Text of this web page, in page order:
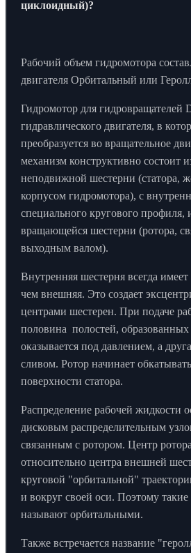
циклоидный)?
Рабочий объем гидромотора
двигателя Орбитальный или
Гидромотор для гидровращателей
гидравлического двигателя, в
преобразуется во вращательное
механизм конструктивно состоит
неподвижной шестерни (статора,
корпусом гидромотора), с
специального кругового профиля,
вращающейся шестерни (ротора,
выходным валом).
Внутренняя шестерня всегда
чем внешняя. Это создает
центрами шестерен. При подаче
половина полостей, образованных
оказывается под давлением, а
сливом. Ротор начинает
поверхности статора.
Распределение рабочей жидкости
дисковым распределительным
связанным с ротором. Центр
относительно центра внешней
круговой "орбитальной"
и вокруг своей оси. Поэтому
называют орбитальными.
Также встречается название